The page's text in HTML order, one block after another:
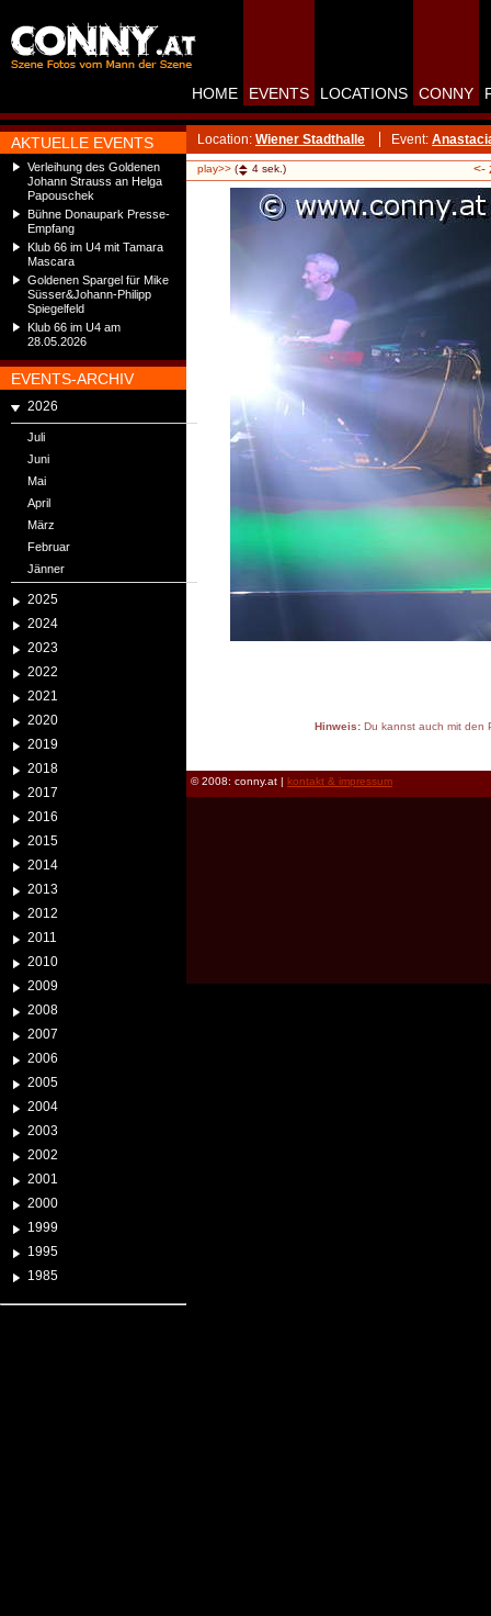
AKTUELLE EVENTS
Verleihung des Goldenen
Johann Strauss an Helga
Papouschek
Bühne Donaupark Presse-
Empfang
Klub 66 im U4 mit Tamara
Mascara
Goldenen Spargel für Mike
Süsser&Johann-Philipp
Spiegelfeld
Klub 66 im U4 am
28.05.2026
EVENTS-ARCHIV
2026
Juli
Juni
Mai
April
März
Februar
Jänner
2025
2024
2023
2022
2021
2020
2019
2018
2017
2016
2015
2014
2013
2012
2011
2010
2009
2008
2007
2006
2005
2004
2003
2002
2001
2000
1999
1995
1985
HOME EVENTS LOCATIONS CONNY
Location: Wiener Stadthalle Event:
play>> ( 4 sek.) <-
Hinweis:Du kannst auch mit den
© 2008: conny.at | kontakt & impressum